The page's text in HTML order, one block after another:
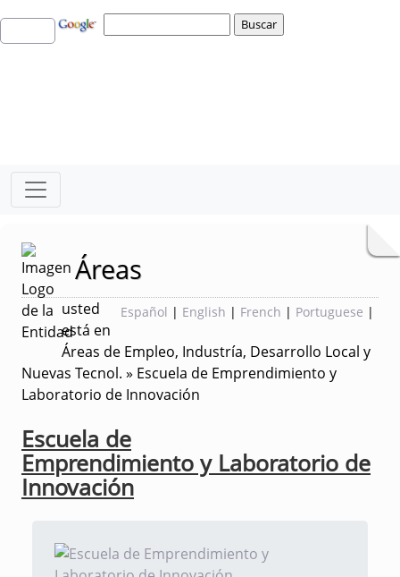
Áreas
Español | English | French | Portuguese |
usted
está en
Áreas de Empleo, Industría, Desarrollo Local y
Nuevas Tecnol. » Escuela de Emprendimiento y
Laboratorio de Innovación
Escuela de
Emprendimiento y Laboratorio de
Innovación